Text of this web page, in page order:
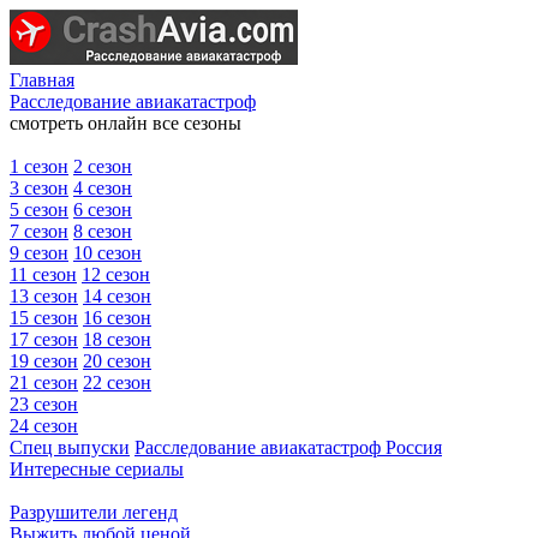
Главная
Расследование авиакатастроф
смотреть онлайн все сезоны
1 сезон 2 сезон
3 сезон 4 сезон
5 сезон 6 сезон
7 сезон 8 сезон
9 сезон 10 сезон
11 сезон 12 сезон
13 сезон 14 сезон
15 сезон 16 сезон
17 сезон 18 сезон
19 сезон 20 сезон
21 сезон 22 сезон
23 сезон
24 сезон
Спец выпуски Расследование авиакатастроф Россия
Интересные сериалы
Разрушители легенд
Выжить любой ценой